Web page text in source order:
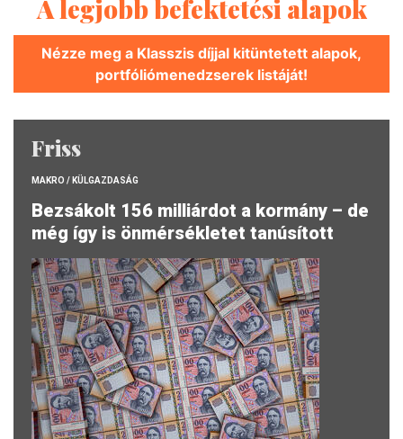
A legjobb befektetési alapok
Nézze meg a Klasszis díjjal kitüntetett alapok,
portfóliómenedzserek listáját!
Friss
MAKRO / KÜLGAZDASÁG
Bezsákolt 156 milliárdot a kormány – de
még így is önmérsékletet tanúsított